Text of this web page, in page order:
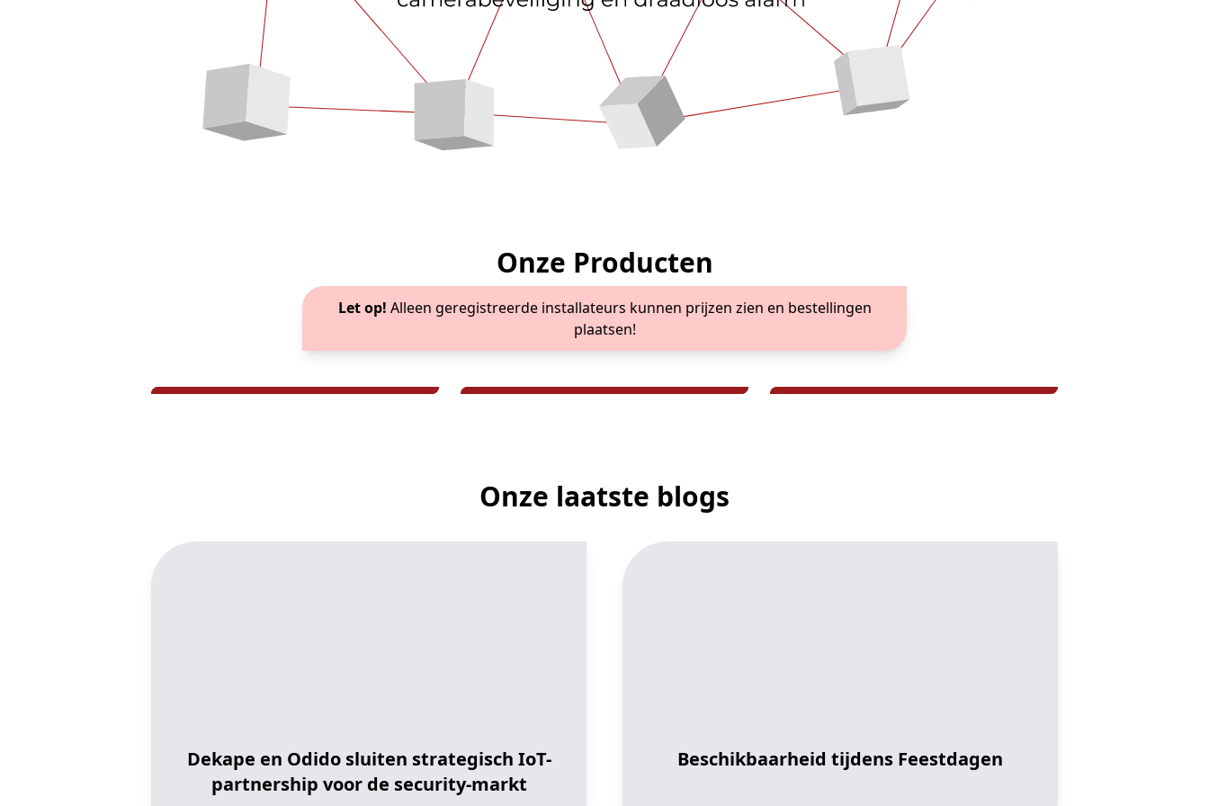
Onze Producten
Let op! Alleen geregistreerde installateurs kunnen prijzen zien en bestellingen
plaatsen!
Onze laatste blogs
Dekape en Odido sluiten strategisch IoT-
partnership voor de security-markt
Beschikbaarheid tijdens Feestdagen